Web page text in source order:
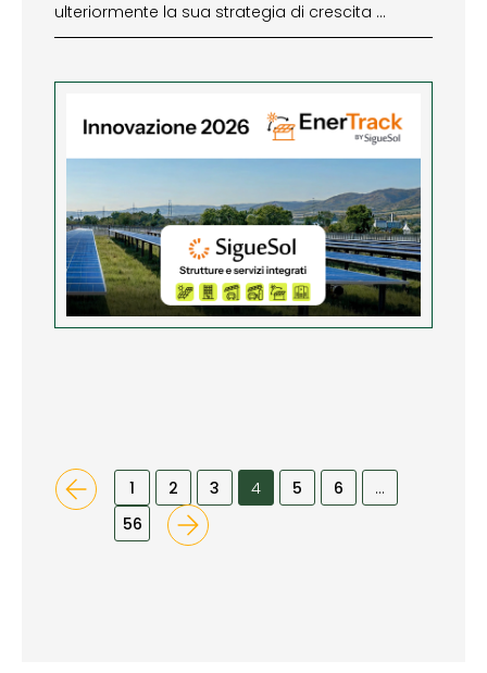
ulteriormente la sua strategia di crescita …
1 2 3 4 5 6
…
56